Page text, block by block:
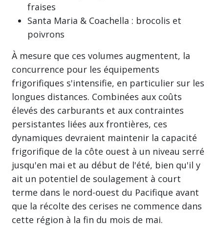
fraises
Santa Maria & Coachella : brocolis et
poivrons
À mesure que ces volumes augmentent, la
concurrence pour les équipements
frigorifiques s'intensifie, en particulier sur les
longues distances. Combinées aux coûts
élevés des carburants et aux contraintes
persistantes liées aux frontières, ces
dynamiques devraient maintenir la capacité
frigorifique de la côte ouest à un niveau serré
jusqu'en mai et au début de l'été, bien qu'il y
ait un potentiel de soulagement à court
terme dans le nord-ouest du Pacifique avant
que la récolte des cerises ne commence dans
cette région à la fin du mois de mai.